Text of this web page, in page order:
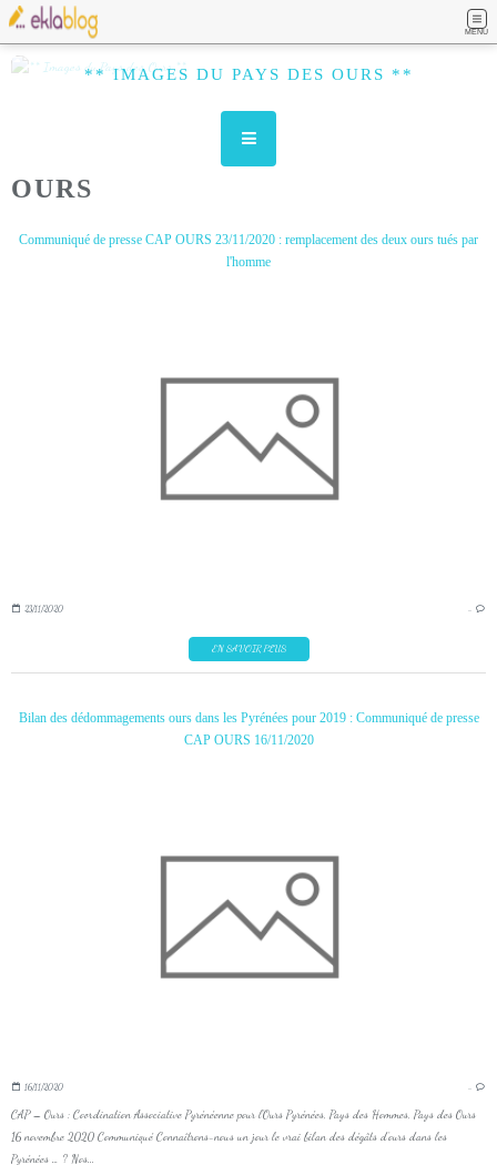
MENU
** IMAGES DU PAYS DES OURS **
OURS
Communiqué de presse CAP OURS 23/11/2020 : remplacement des deux ours tués par
l'homme
23/11/2020 …
EN SAVOIR PLUS
Bilan des dédommagements ours dans les Pyrénées pour 2019 : Communiqué de presse
CAP OURS 16/11/2020
16/11/2020 …
CAP – Ours : Coordination Associative Pyrénéenne pour l’Ours Pyrénées, Pays des Hommes, Pays des Ours
16 novembre 2020 Communiqué Connaîtrons-nous un jour le vrai bilan des dégâts d’ours dans les
Pyrénées … ? Nos...